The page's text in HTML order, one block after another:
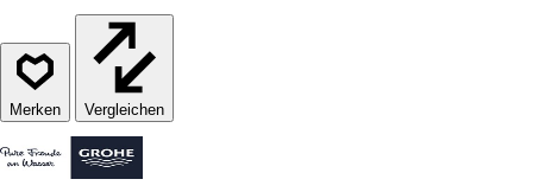
Vergleichen